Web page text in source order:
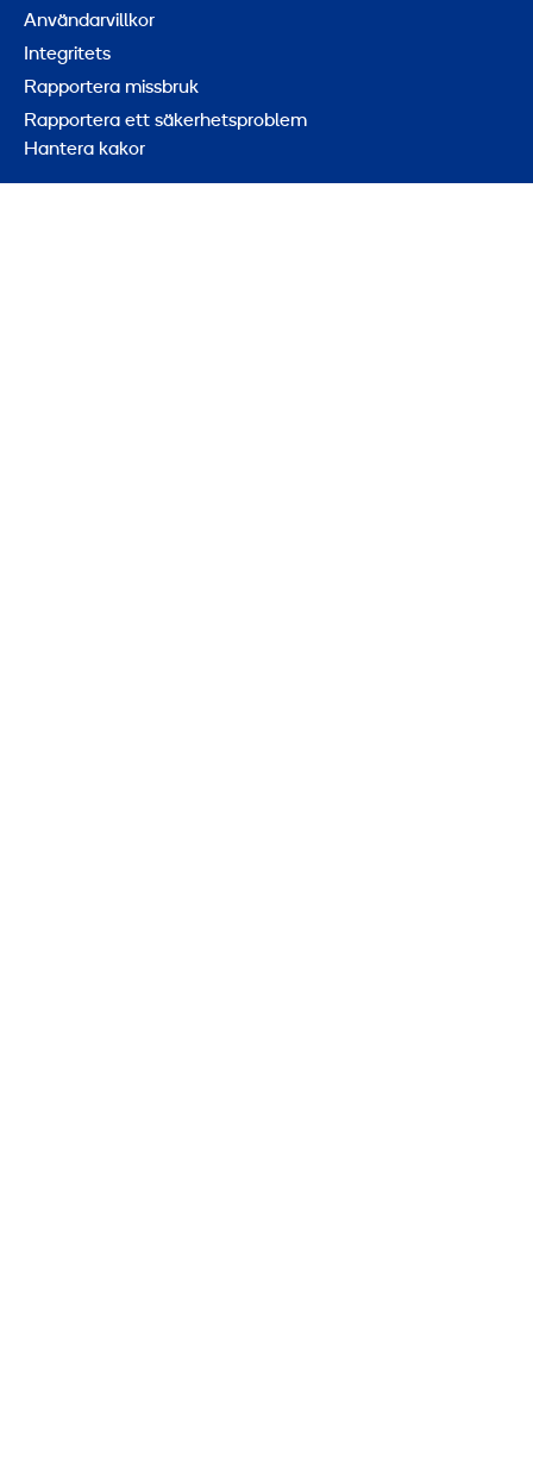
Användarvillkor
Integritets
Rapportera missbruk
Rapportera ett säkerhetsproblem
Hantera kakor